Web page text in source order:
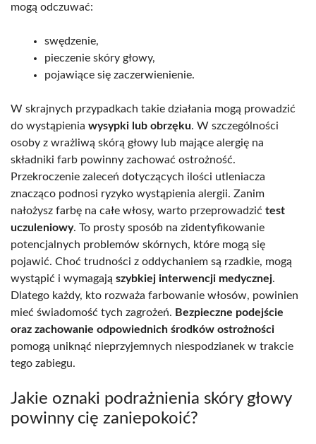
mogą odczuwać:
swędzenie,
pieczenie skóry głowy,
pojawiące się zaczerwienienie.
W skrajnych przypadkach takie działania mogą prowadzić
do wystąpienia wysypki lub obrzęku. W szczególności
osoby z wrażliwą skórą głowy lub mające alergię na
składniki farb powinny zachować ostrożność.
Przekroczenie zaleceń dotyczących ilości utleniacza
znacząco podnosi ryzyko wystąpienia alergii. Zanim
nałożysz farbę na całe włosy, warto przeprowadzić test
uczuleniowy. To prosty sposób na zidentyfikowanie
potencjalnych problemów skórnych, które mogą się
pojawić. Choć trudności z oddychaniem są rzadkie, mogą
wystąpić i wymagają szybkiej interwencji medycznej.
Dlatego każdy, kto rozważa farbowanie włosów, powinien
mieć świadomość tych zagrożeń. Bezpieczne podejście
oraz zachowanie odpowiednich środków ostrożności
pomogą uniknąć nieprzyjemnych niespodzianek w trakcie
tego zabiegu.
Jakie oznaki podrażnienia skóry głowy
powinny cię zaniepokoić?